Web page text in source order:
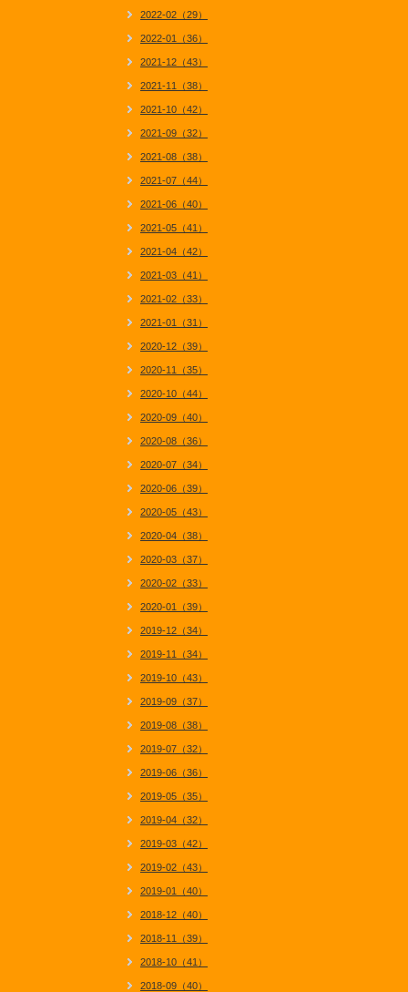
2022-02（29）
2022-01（36）
2021-12（43）
2021-11（38）
2021-10（42）
2021-09（32）
2021-08（38）
2021-07（44）
2021-06（40）
2021-05（41）
2021-04（42）
2021-03（41）
2021-02（33）
2021-01（31）
2020-12（39）
2020-11（35）
2020-10（44）
2020-09（40）
2020-08（36）
2020-07（34）
2020-06（39）
2020-05（43）
2020-04（38）
2020-03（37）
2020-02（33）
2020-01（39）
2019-12（34）
2019-11（34）
2019-10（43）
2019-09（37）
2019-08（38）
2019-07（32）
2019-06（36）
2019-05（35）
2019-04（32）
2019-03（42）
2019-02（43）
2019-01（40）
2018-12（40）
2018-11（39）
2018-10（41）
2018-09（40）